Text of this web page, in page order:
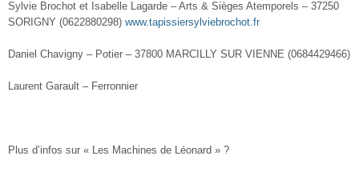
Sylvie Brochot et Isabelle Lagarde – Arts & Sièges Atemporels – 37250
SORIGNY (0622880298) www.tapissiersylviebrochot.fr
Daniel Chavigny – Potier – 37800 MARCILLY SUR VIENNE (0684429466)
Laurent Garault – Ferronnier
Plus d’infos sur « Les Machines de Léonard » ?